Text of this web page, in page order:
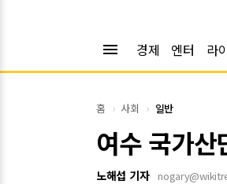
menu 경제 엔터 라
홈 사회 일반
여수 국가
노해섭 기자